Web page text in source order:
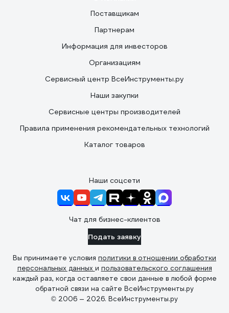
Поставщикам
Партнерам
Информация для инвесторов
Организациям
Сервисный центр ВсеИнструменты.ру
Наши закупки
Сервисные центры производителей
Правила применения рекомендательных технологий
Каталог товаров
Наши соцсети
Чат для бизнес-клиентов
Подать заявку
Вы принимаете условия политики в отношении обработки
персональных данных и пользовательского соглашения
каждый раз, когда оставляете свои данные в любой форме
обратной связи на сайте ВсеИнструменты.ру
© 2006 — 2026. ВсеИнструменты.ру